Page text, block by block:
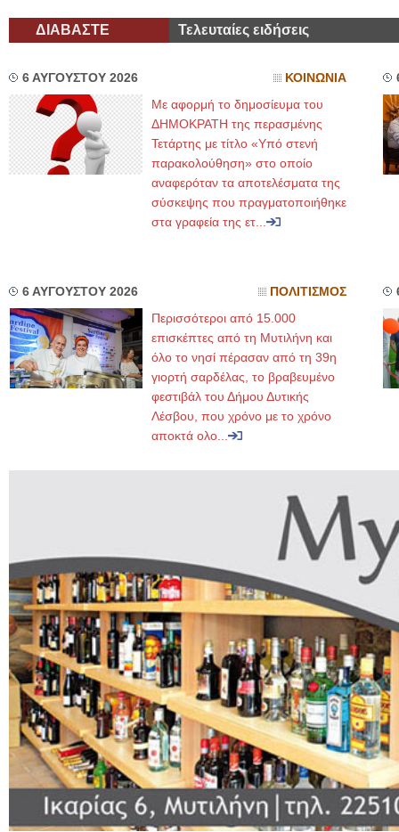
ΔΙΑΒΑΣΤΕ Τελευταίες ειδήσεις
6 ΑΥΓΟΥΣΤΟΥ 2026 ΚΟΙΝΩΝΙΑ
Με αφορμή το δημοσίευμα του
ΔΗΜΟΚΡΑΤΗ της περασμένης
Τετάρτης με τίτλο «Υπό στενή
παρακολούθηση» στο οποίο
αναφερόταν τα αποτελέσματα της
σύσκεψης που πραγματοποιήθηκε
στα γραφεία της ετ...
6 ΑΥΓΟΥΣΤΟΥ 2026 ΠΟΛΙΤΙΣΜΟΣ
Περισσότεροι από 15.000
επισκέπτες από τη Μυτιλήνη και
όλο το νησί πέρασαν από τη 39η
γιορτή σαρδέλας, το βραβευμένο
φεστιβάλ του Δήμου Δυτικής
Λέσβου, που χρόνο με το χρόνο
αποκτά ολο...